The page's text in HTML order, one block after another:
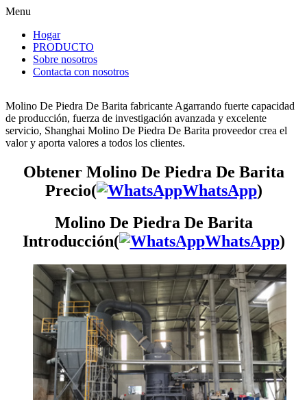
Menu
Hogar
PRODUCTO
Sobre nosotros
Contacta con nosotros
Molino De Piedra De Barita fabricante Agarrando fuerte capacidad
de producción, fuerza de investigación avanzada y excelente
servicio, Shanghai Molino De Piedra De Barita proveedor crea el
valor y aporta valores a todos los clientes.
Obtener Molino De Piedra De Barita
Precio(
WhatsApp)
Molino De Piedra De Barita
Introducción(
WhatsApp)